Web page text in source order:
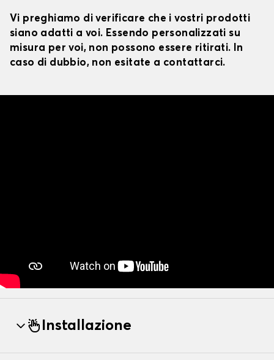
Vi preghiamo di verificare che i vostri prodotti
siano adatti a voi. Essendo personalizzati su
misura per voi, non possono essere ritirati. In
caso di dubbio, non esitate a contattarci.
Installazione